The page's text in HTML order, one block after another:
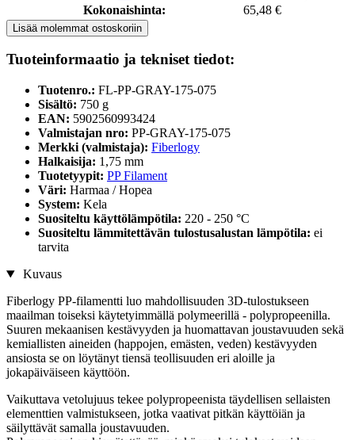
Kokonaishinta:
65,48 €
Lisää molemmat ostoskoriin
Tuoteinformaatio ja tekniset tiedot:
Tuotenro.: FL-PP-GRAY-175-075
Sisältö: 750 g
EAN: 5902560993424
Valmistajan nro: PP-GRAY-175-075
Merkki (valmistaja): Fiberlogy
Halkaisija: 1,75 mm
Tuotetyypit: PP Filament
Väri: Harmaa / Hopea
System: Kela
Suositeltu käyttölämpötila: 220 - 250 °C
Suositeltu lämmitettävän tulostusalustan lämpötila: ei
tarvita
Kuvaus
Fiberlogy PP-filamentti luo mahdollisuuden 3D-tulostukseen
maailman toiseksi käytetyimmällä polymeerillä - polypropeenilla.
Suuren mekaanisen kestävyyden ja huomattavan joustavuuden sekä
kemiallisten aineiden (happojen, emästen, veden) kestävyyden
ansiosta se on löytänyt tiensä teollisuuden eri aloille ja
jokapäiväiseen käyttöön.
Vaikuttava vetolujuus tekee polypropeenista täydellisen sellaisten
elementtien valmistukseen, jotka vaativat pitkän käyttöiän ja
säilyttävät samalla joustavuuden.